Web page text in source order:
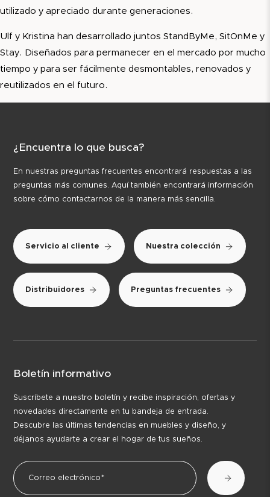
utilizado y apreciado durante generaciones.
Ulf y Kristina han desarrollado juntos StandByMe, SitOnMe y
Stay. Diseñados para permanecer en el mercado por mucho
tiempo y para ser fácilmente desmontables, renovados y
reutilizados en el futuro.
¿Encuentra lo que busca?
En nuestras preguntas frecuentes encontrará respuestas a las
preguntas más comunes. Aquí también encontrará información
sobre cómo contactarnos de la manera más sencilla.
Servicio al cliente Nuestra colección
Distribuidores Preguntas frecuentes
Boletín informativo
Suscríbete a nuestro boletín y recibe inspiración, ofertas y
novedades directamente en tu bandeja de entrada.
Descubre las últimas tendencias en muebles y diseño, y
déjanos ayudarte a crear el hogar de tus sueños.